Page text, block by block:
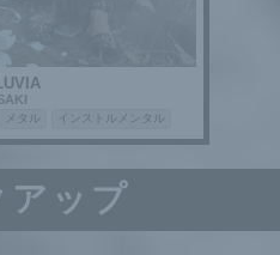
メタル インストルメンタル
アップ